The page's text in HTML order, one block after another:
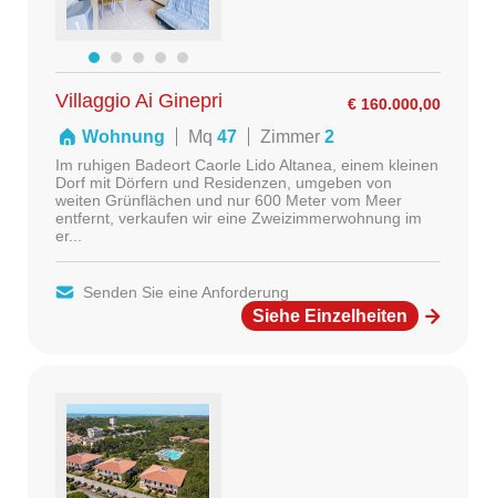
€ 160.000,00
Villaggio Ai Ginepri
Wohnung Mq 47 Zimmer 2
Im ruhigen Badeort Caorle Lido Altanea, einem kleinen
Dorf mit Dörfern und Residenzen, umgeben von
weiten Grünflächen und nur 600 Meter vom Meer
entfernt, verkaufen wir eine Zweizimmerwohnung im
er...
Senden Sie eine Anforderung
Siehe Einzelheiten